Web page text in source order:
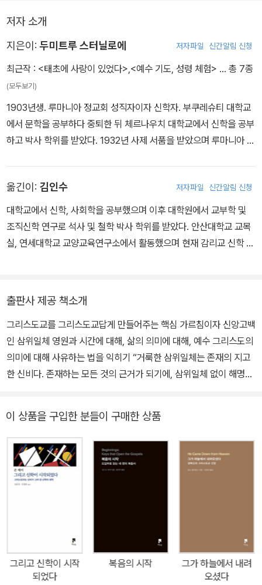
회는 하느님께서 몸소 변모와 성화를 위한 매개가 되셨으며 이를 위
저자 소개
지은이:두미트루 스터닐로에 저자파일 신간알림 신청
최근작 : <태초에 사랑이 있었다>,<예수 기도, 성령 체험> … 총 7종
(모두보기)
1903년생. 루마니아 정교회 성직자이자 신학자. 부쿠레슈티 대학교
에서 문학을 공부하다 중퇴한 뒤 체르나우치 대학교에서 신학을 공부
하고 박사 학위를 받았다. 1932년 사제 서품을 받았으며 루마니아 정
동했지만, 50~60년대에는 공산주의 정권의 탄압을 받아 출판을 금
지당했으며 1958년부터 5년간 징역살이를 하기도 했다. 은퇴한 뒤
유럽의 많은 대학교의 초빙을 받아 강연을 진행했고 데살로니카 대학
교, 성 세르기우스 연구소, 부쿠레슈티 대학교 등에서 명예박사 학위
3권으로 이루어진 저서 『정교회 교의 신학』Teologia Dogmatic?
Ortodox?은 20세기 정교회 신학을 대표하는 조직신학 저서 중 하
나로 손꼽힌다. 올리비에 클레망은 그를 “우리 시대 가장 위대한 정교
회 신학자”로 평가했으며 앤드루 라우스는 그를 기리며 말했다. “루
마니아 교회 역사상 최악의 시기에 그는 자신의 삶, 우정, 저술, 가르
스도교 세계에 사라지지 않을 유산이 되었다.” 한국에는 『예수 기도,
성령 체험』(정교회 출판사)이 소개된 바 있다.
옮긴이: 김인수 저자파일 신간알림 신청
대학교에서 신학, 사회학을 공부했으며 이후 대학원에서 교부학 및
조직신학 연구로 석사 및 철학 박사 학위를 받았다. 안산대학교 교목
실, 연세대학교 교양교육연구소에서 활동했으며 현재 감리교 신학 대
출판사 제공 책소개
그리스도교를 그리스도교답게 만들어주는 핵심 가르침이자 신앙고백
인 삼위일체 영원과 시간에 대해, 삶의 의미에 대해, 예수 그리스도의
의미에 대해 사유하는 법을 익히기 “거룩한 삼위일체는 존재의 지고
한 신비다. 존재하는 모든 것의 근거가 되기에, 삼위일체 없이 해명할
해, 삼위일체는 모든 존재의 깊이임과 동시에 이를 이해할 수 있는 기
초로서 참된 형이상학을 제시한다.” - 본문 中 20세기 정교회 신학을
대표하는 신학자인 두미트루 스터닐로에의 삼위일체 관련 저작. 영
원, 시간, 사랑이라는 개념을 중심으로 그리스도교의 핵심 가르침인
삼위일체를 설명하고, 그 의미를 해설한다. 이를 통해 스터닐로에는
또한, 그러는 와중에 일반 형이상학의 문제점, 고전 신학의 대표적인
두 방법론인 긍정 신학과 부정 신학의 관계, 성육신의 의미, 인간론,
삼위일체와 교회, 그리고 전례의 관계에 관한 논의도 진행한다. 스터
이 상품을 구입한 분들이 구매한 상품
그리고 신학이 시작
되었다
복음의 시작
그가 하늘에서 내려
오셨다